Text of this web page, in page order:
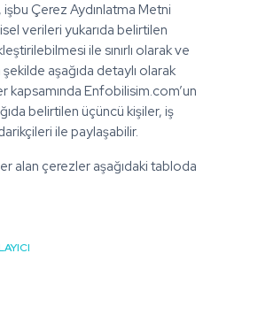
Çerez Aydınlatma Metni
verileri yukarıda belirtilen
ile sınırlı olarak ve
aşağıda detaylı olarak
kapsamında Enfobilisim.com’un
belirtilen üçüncü kişiler, iş
ile paylaşabilir.
alan çerezler aşağıdaki tabloda